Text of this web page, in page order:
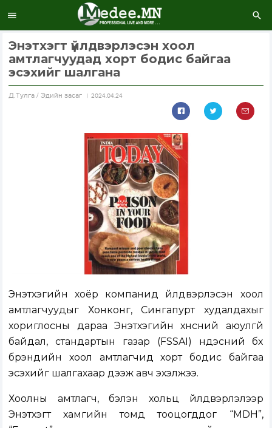
Энэтхэгт үйлдвэрлэсэн хоол
амтлагчуудад хорт бодис байгаа
эсэхийг шалгана
Д.Тулга / Эдийн засаг 2024.04.24
Энэтхэгийн хоёр компанид үйлдвэрлэсэн хоол
амтлагчуудыг Хонконг, Сингапурт худалдахыг
хориглосны дараа Энэтхэгийн хүнсний аюулгүй
байдал, стандартын газар (FSSAI) үндэсний бүх
брэндийн хоол амтлагчид хорт бодис байгаа
эсэхийг шалгахаар дээж авч эхэлжээ.
Хоолны амтлагч, бэлэн хольц үйлдвэрлэлээр
Энэтхэгт хамгийн томд тооцогддог “MDH”,